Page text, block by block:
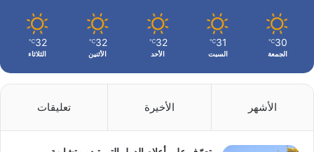
30
℃
الجمعة
31
℃
السبت
32
℃
الأحد
32
℃
الأثنين
32
℃
الثلاثاء
الأشهر الأخيرة تعليقات